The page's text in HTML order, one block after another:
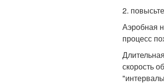
2.
Аэробная
процесс
скорость